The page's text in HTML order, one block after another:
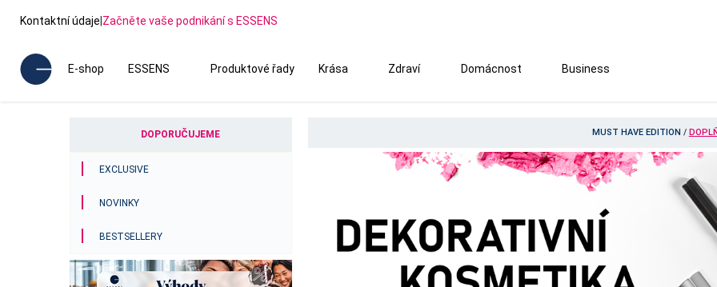
Kontaktní údaje|Začněte vaše podnikání s ESSENS
E-shop ESSENS Produktové řady Krása Zdraví Domácnost Business
DOPORUČUJEME
EXCLUSIVE
NOVINKY
BESTSELLERY
MUST HAVE EDITION /